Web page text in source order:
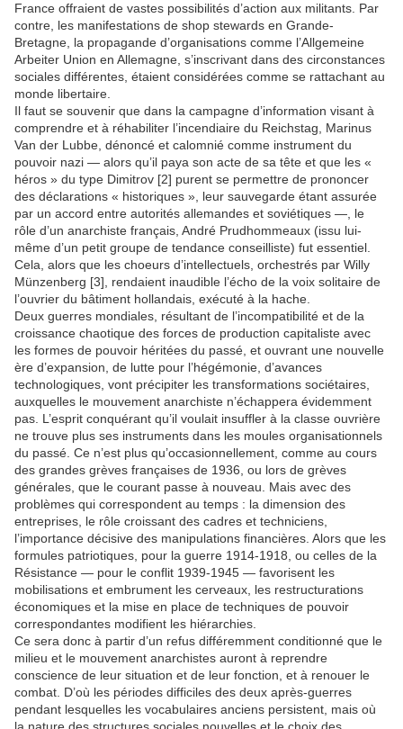
France offraient de vastes possibilités d’action aux militants. Par
contre, les manifestations de shop stewards en Grande-
Bretagne, la propagande d’organisations comme l’Allgemeine
Arbeiter Union en Allemagne, s’inscrivant dans des circonstances
sociales différentes, étaient considérées comme se rattachant au
monde libertaire.
Il faut se souvenir que dans la campagne d’information visant à
comprendre et à réhabiliter l’incendiaire du Reichstag, Marinus
Van der Lubbe, dénoncé et calomnié comme instrument du
pouvoir nazi — alors qu’il paya son acte de sa tête et que les «
héros » du type Dimitrov [2] purent se permettre de prononcer
des déclarations « historiques », leur sauvegarde étant assurée
par un accord entre autorités allemandes et soviétiques —, le
rôle d’un anarchiste français, André Prudhommeaux (issu lui-
même d’un petit groupe de tendance conseilliste) fut essentiel.
Cela, alors que les choeurs d’intellectuels, orchestrés par Willy
Münzenberg [3], rendaient inaudible l’écho de la voix solitaire de
l’ouvrier du bâtiment hollandais, exécuté à la hache.
Deux guerres mondiales, résultant de l’incompatibilité et de la
croissance chaotique des forces de production capitaliste avec
les formes de pouvoir héritées du passé, et ouvrant une nouvelle
ère d’expansion, de lutte pour l’hégémonie, d’avances
technologiques, vont précipiter les transformations sociétaires,
auxquelles le mouvement anarchiste n’échappera évidemment
pas. L’esprit conquérant qu’il voulait insuffler à la classe ouvrière
ne trouve plus ses instruments dans les moules organisationnels
du passé. Ce n’est plus qu’occasionnellement, comme au cours
des grandes grèves françaises de 1936, ou lors de grèves
générales, que le courant passe à nouveau. Mais avec des
problèmes qui correspondent au temps : la dimension des
entreprises, le rôle croissant des cadres et techniciens,
l’importance décisive des manipulations financières. Alors que les
formules patriotiques, pour la guerre 1914-1918, ou celles de la
Résistance — pour le conflit 1939-1945 — favorisent les
mobilisations et embrument les cerveaux, les restructurations
économiques et la mise en place de techniques de pouvoir
correspondantes modifient les hiérarchies.
Ce sera donc à partir d’un refus différemment conditionné que le
milieu et le mouvement anarchistes auront à reprendre
conscience de leur situation et de leur fonction, et à renouer le
combat. D’où les périodes difficiles des deux après-guerres
pendant lesquelles les vocabulaires anciens persistent, mais où